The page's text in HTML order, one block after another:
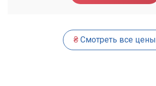
₴Смотреть все цены